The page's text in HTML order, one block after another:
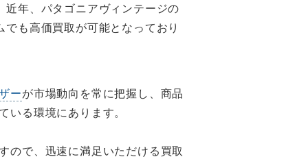
年、パタゴニアヴィンテージの
も高価買取が可能となっており
ーが市場動向を常に把握し、商品
る環境にあります。
ので、迅速に満足いただける買取